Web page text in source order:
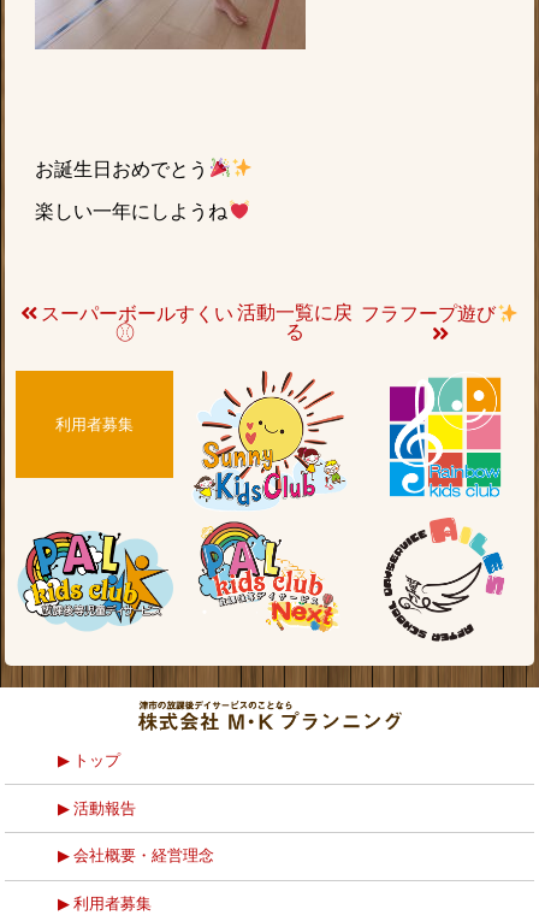
お誕生日おめでとう
楽しい一年にしようね
スーパーボールすくい
⚾︎
活動一覧に戻
る
フラフープ遊び
利用者募集
トップ
活動報告
会社概要・経営理念
利用者募集